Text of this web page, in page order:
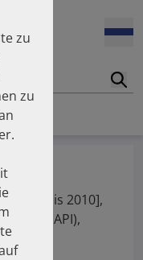
[bis 2010],
V. (DAPI),
zu
zu